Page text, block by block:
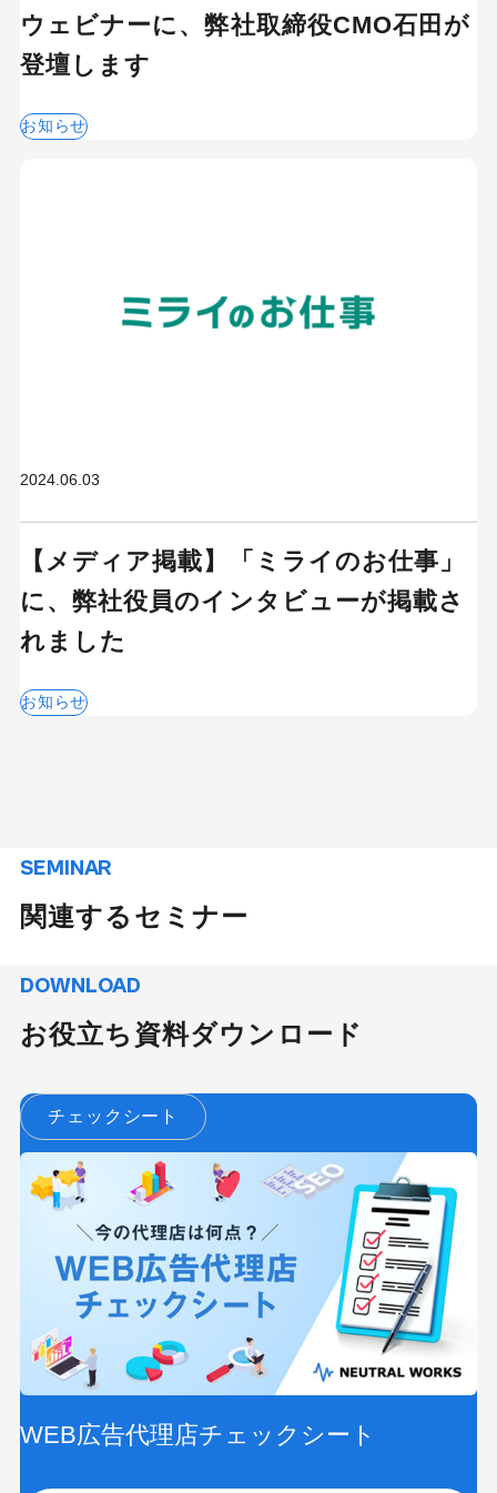
キーワードから記事を検索
カテゴリーから記事を検索
検索する
人気のキーワード
ウェビナーに、弊社取締役CMO石田が
登壇します
お知らせ
2024.06.03
【メディア掲載】「ミライのお仕事」
に、弊社役員のインタビューが掲載さ
れました
お知らせ
SEMINAR
関連するセミナー
DOWNLOAD
お役立ち資料ダウンロード
チェックシート
WEB広告代理店チェックシート